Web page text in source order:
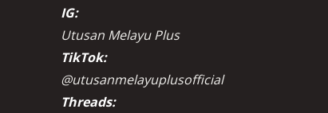
IG:
Utusan Melayu Plus
TikTok:
@utusanmelayuplusofficial
Threads: